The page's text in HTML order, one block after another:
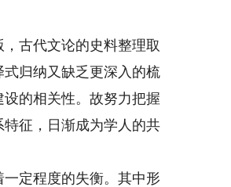
古代文论的史料整理取
归纳又缺乏更深入的梳
的相关性。故努力把握
征，日渐成为学人的共
定程度的失衡。其中形